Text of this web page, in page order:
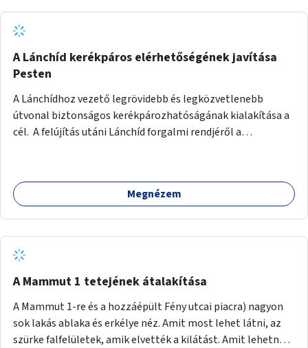
lehetővé kell tenni a kerékpárosbarát kialakítást. Legyen
biztonságosan kerékpározható az Alagút, a Mészáros utca
és a Márvány utca is!
A Lánchíd kerékpáros elérhetőségének javítása
Pesten
A Lánchídhoz vezető legrövidebb és legközvetlenebb
útvonal biztonságos kerékpározhatóságának kialakítása a
cél. A felújítás utáni Lánchíd forgalmi rendjéről a
megtörtént az első lépése annak, hogy a belváros
tengelyében is megerősödjön a Buda és Pest közötti
lehetővé kell tenni a kerékpárosbarát kialakítást. Legyen
biztonságosan kerékpározható a József Attila utca is!
Megnézem
A Mammut 1 tetejének átalakítása
A Mammut 1-re és a hozzáépült Fény utcai piacra) nagyon
sok lakás ablaka és erkélye néz. Amit most lehet látni, az
szürke falfelületek, amik elvették a kilátást. Amit lehetne: